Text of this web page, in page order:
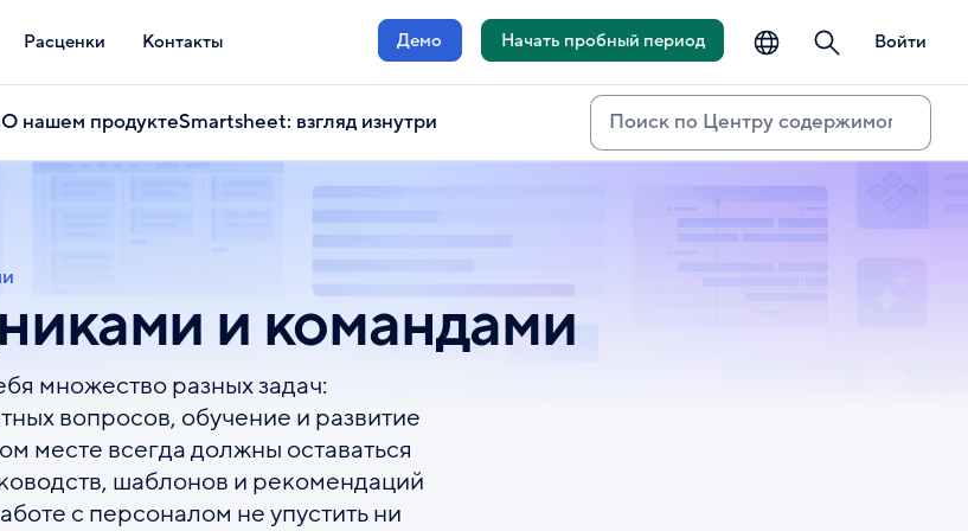
Расценки Контакты Демо Начать пробный период Войти
О нашем продуктеSmartsheet: взгляд изнутри
Поиск
и командами
множество разных задач:
вопросов, обучение и развитие
месте всегда должны оставаться
шаблонов и рекомендаций
с персоналом не упустить ни